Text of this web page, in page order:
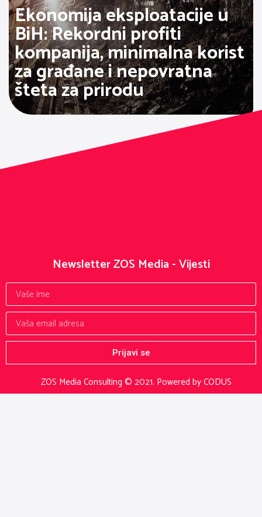
Ekonomija eksploatacije u
BiH: Rekordni profiti
kompanija, minimalna korist
za građane i nepovratna
šteta za prirodu
ZOS Media Consulting © 2021. Powered by CODUS
Newsletter ZOS Media - Vijesti
Prijavi se